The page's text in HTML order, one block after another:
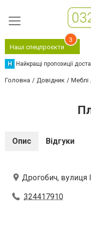
Наші спецпроєкти
3
Н Найкращі пропозиції
Головна Довідник Меблі
Опис Відгуки
Дрогобич, вулиця
324417910